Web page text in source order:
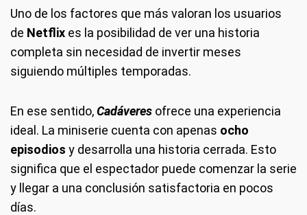
Uno de los factores que más valoran los usuarios
de Netflix es la posibilidad de ver una historia
completa sin necesidad de invertir meses
siguiendo múltiples temporadas.
En ese sentido,Cadáveres ofrece una experiencia
ideal. La miniserie cuenta con apenas ocho
episodios y desarrolla una historia cerrada. Esto
significa que el espectador puede comenzar la serie
y llegar a una conclusión satisfactoria en pocos
días.